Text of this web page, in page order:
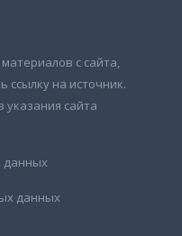
с сайта,
ссылку на источник.
указания сайта
данных
данных